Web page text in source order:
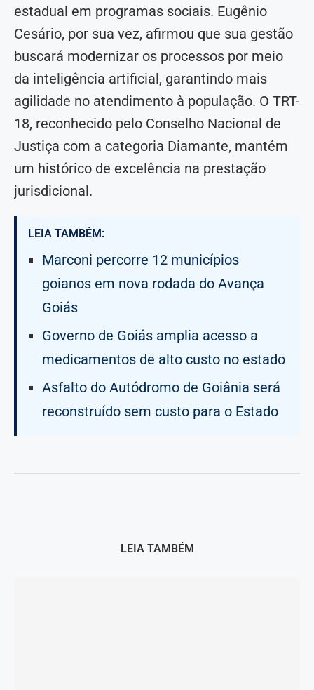
estadual em programas sociais. Eugênio
Cesário, por sua vez, afirmou que sua gestão
buscará modernizar os processos por meio
da inteligência artificial, garantindo mais
agilidade no atendimento à população. O TRT-
18, reconhecido pelo Conselho Nacional de
Justiça com a categoria Diamante, mantém
um histórico de excelência na prestação
jurisdicional.
LEIA TAMBÉM:
Marconi percorre 12 municípios
goianos em nova rodada do Avança
Goiás
Governo de Goiás amplia acesso a
medicamentos de alto custo no estado
Asfalto do Autódromo de Goiânia será
reconstruído sem custo para o Estado
LEIA TAMBÉM